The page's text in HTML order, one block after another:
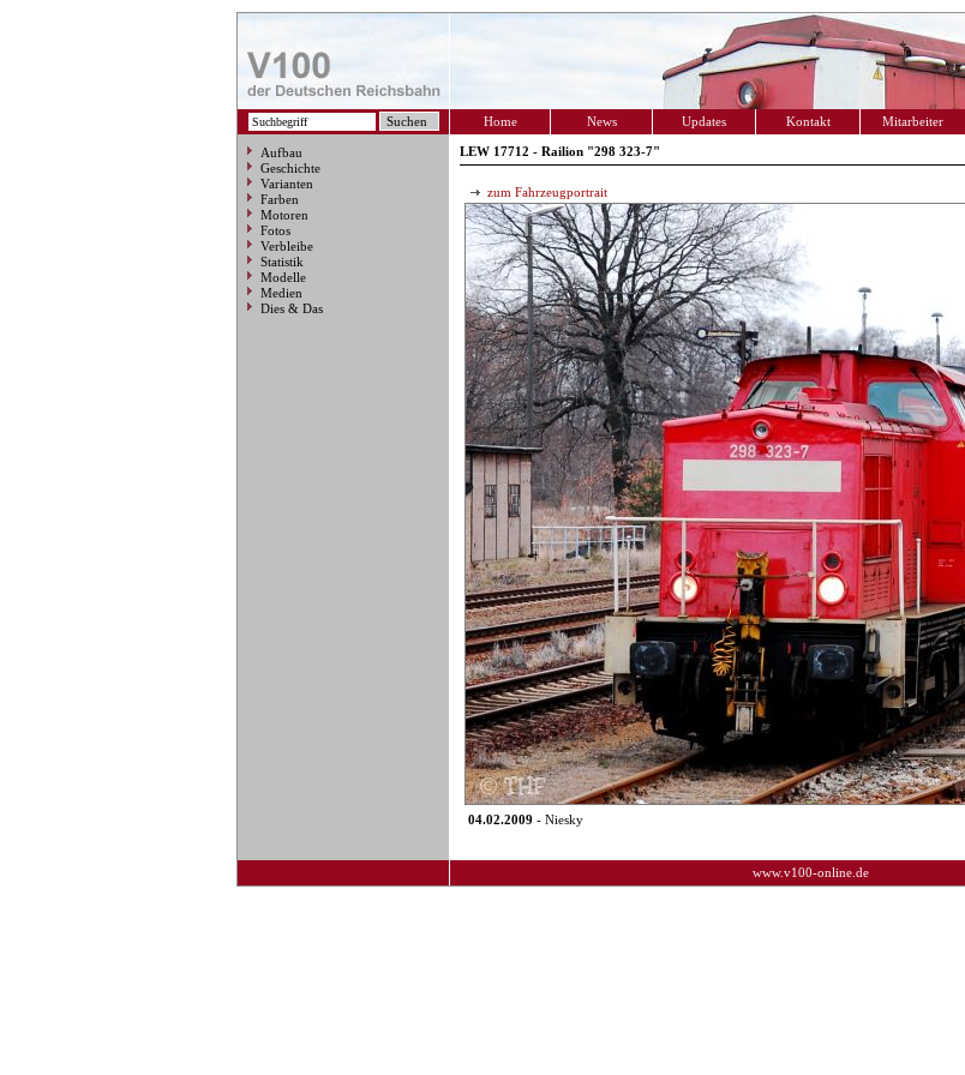
Home News Updates Kontakt Mitarbeiter
Aufbau
Geschichte
Varianten
Farben
Motoren
Fotos
Verbleibe
Statistik
Modelle
Medien
Dies & Das
LEW 17712 - Railion "298 323-7"
zum Fahrzeugportrait
04.02.2009 - Niesky
www.v100-online.de